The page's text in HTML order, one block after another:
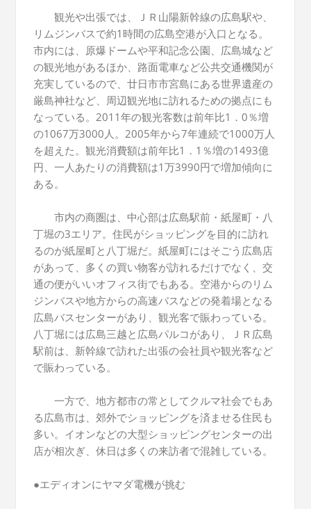
観光や出張では、ＪＲ山陽新幹線の広島駅や、
リムジンバスで約1時間の広島空港が入口となる。
市内には、原爆ドームや平和記念公園、広島城など
の観光地があるほか、路面電車など公共交通機関が
充実しているので、廿日市市宮島にある世界遺産の
厳島神社など、周辺観光地に訪れるための拠点にも
なっている。2011年の観光客数は前年比1．0％増
の1067万3000人。2005年から7年連続で1000万人
を超えた。観光消費額は前年比1．1％増の1493億
円、一人あたりの消費額は1万3990円で増加傾向に
ある。
市内の商圏は、中心部は広島駅前・紙屋町・八
丁堀の3エリア。住民がショッピングを目的に訪れ
るのが紙屋町と八丁堀だ。紙屋町にはそごう広島店
があって、多くの買い物客が訪れるだけでなく、交
通の便がいいオフィス街でもある。空港からのリム
ジンバスや地方からの高速バスなどの発着場となる
広島バスセンターがあり、観光客で賑わっている。
八丁堀には広島三越と広島パルコがあり、ＪＲ広島
駅前は、新幹線で訪れた出張の会社員や観光客など
で賑わっている。
一方で、地方都市の常としてクルマ社会でもあ
る広島市は、郊外でショッピングを済ませる住民も
多い。イオンなどの大型ショッピングセンターの出
店が相次ぎ、休日は多くの来訪者で混雑している。
●エディオンにヤマダ電機が挑む